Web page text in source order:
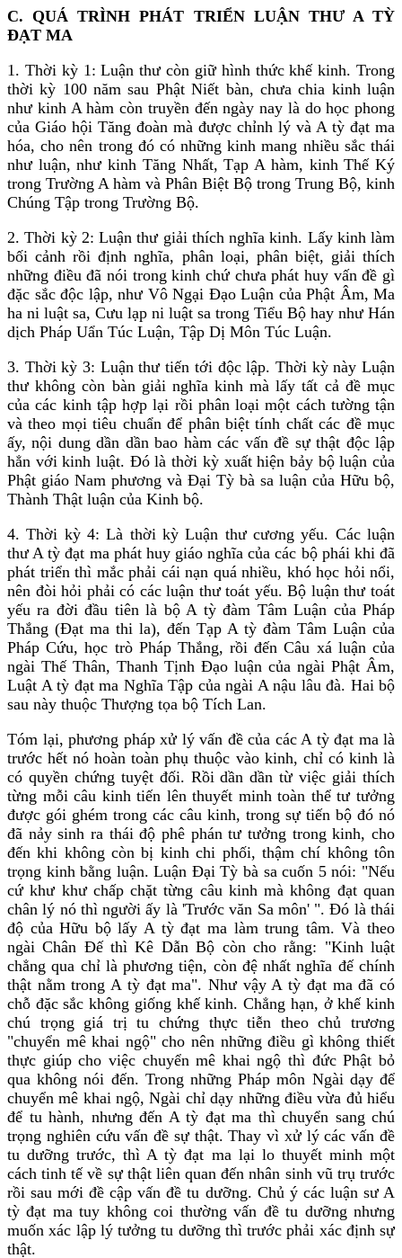
C. QUÁ TRÌNH PHÁT TRIỂN LUẬN THƯ A TỲ
ÐẠT MA
1. Thời kỳ 1: Luận thư còn giữ hình thức khế kinh. Trong
thời kỳ 100 năm sau Phật Niết bàn, chưa chia kinh luận
như kinh A hàm còn truyền đến ngày nay là do học phong
của Giáo hội Tăng đoàn mà được chỉnh lý và A tỳ đạt ma
hóa, cho nên trong đó có những kinh mang nhiều sắc thái
như luận, như kinh Tăng Nhất, Tạp A hàm, kinh Thế Ký
trong Trường A hàm và Phân Biệt Bộ trong Trung Bộ, kinh
Chúng Tập trong Trường Bộ.
2. Thời kỳ 2: Luận thư giải thích nghĩa kinh. Lấy kinh làm
bối cảnh rồi định nghĩa, phân loại, phân biệt, giải thích
những điều đã nói trong kinh chứ chưa phát huy vấn đề gì
đặc sắc độc lập, như Vô Ngại Ðạo Luận của Phật Âm, Ma
ha ni luật sa, Cưu lạp ni luật sa trong Tiểu Bộ hay như Hán
dịch Pháp Uẩn Túc Luận, Tập Dị Môn Túc Luận.
3. Thời kỳ 3: Luận thư tiến tới độc lập. Thời kỳ này Luận
thư không còn bàn giải nghĩa kinh mà lấy tất cả đề mục
của các kinh tập hợp lại rồi phân loại một cách tường tận
và theo mọi tiêu chuẩn để phân biệt tính chất các đề mục
ấy, nội dung dần dần bao hàm các vấn đề sự thật độc lập
hẳn với kinh luật. Ðó là thời kỳ xuất hiện bảy bộ luận của
Phật giáo Nam phương và Ðại Tỳ bà sa luận của Hữu bộ,
Thành Thật luận của Kinh bộ.
4. Thời kỳ 4: Là thời kỳ Luận thư cương yếu. Các luận
thư A tỳ đạt ma phát huy giáo nghĩa của các bộ phái khi đã
phát triển thì mắc phải cái nạn quá nhiều, khó học hỏi nổi,
nên đòi hỏi phải có các luận thư toát yếu. Bộ luận thư toát
yếu ra đời đầu tiên là bộ A tỳ đàm Tâm Luận của Pháp
Thắng (Ðạt ma thi la), đến Tạp A tỳ đàm Tâm Luận của
Pháp Cứu, học trò Pháp Thắng, rồi đến Câu xá luận của
ngài Thế Thân, Thanh Tịnh Ðạo luận của ngài Phật Âm,
Luật A tỳ đạt ma Nghĩa Tập của ngài A nậu lâu đà. Hai bộ
sau này thuộc Thượng tọa bộ Tích Lan.
Tóm lại, phương pháp xử lý vấn đề của các A tỳ đạt ma là
trước hết nó hoàn toàn phụ thuộc vào kinh, chỉ có kinh là
có quyền chứng tuyệt đối. Rồi dần dần từ việc giải thích
từng mỗi câu kinh tiến lên thuyết minh toàn thể tư tưởng
được gói ghém trong các câu kinh, trong sự tiến bộ đó nó
đã nảy sinh ra thái độ phê phán tư tưởng trong kinh, cho
đến khi không còn bị kinh chi phối, thậm chí không tôn
trọng kinh bằng luận. Luận Ðại Tỳ bà sa cuốn 5 nói: "Nếu
cứ khư khư chấp chặt từng câu kinh mà không đạt quan
chân lý nó thì người ấy là 'Trước văn Sa môn' ". Ðó là thái
độ của Hữu bộ lấy A tỳ đạt ma làm trung tâm. Và theo
ngài Chân Ðế thì Kê Dẫn Bộ còn cho rằng: "Kinh luật
chẳng qua chỉ là phương tiện, còn đệ nhất nghĩa đế chính
thật nằm trong A tỳ đạt ma". Như vậy A tỳ đạt ma đã có
chỗ đặc sắc không giống khế kinh. Chẳng hạn, ở khế kinh
chú trọng giá trị tu chứng thực tiễn theo chủ trương
"chuyển mê khai ngộ" cho nên những điều gì không thiết
thực giúp cho việc chuyển mê khai ngộ thì đức Phật bỏ
qua không nói đến. Trong những Pháp môn Ngài dạy để
chuyển mê khai ngộ, Ngài chỉ dạy những điều vừa đủ hiểu
để tu hành, nhưng đến A tỳ đạt ma thì chuyển sang chú
trọng nghiên cứu vấn đề sự thật. Thay vì xử lý các vấn đề
tu dưỡng trước, thì A tỳ đạt ma lại lo thuyết minh một
cách tinh tế về sự thật liên quan đến nhân sinh vũ trụ trước
rồi sau mới đề cập vấn đề tu dưỡng. Chủ ý các luận sư A
tỳ đạt ma tuy không coi thường vấn đề tu dưỡng nhưng
muốn xác lập lý tưởng tu dưỡng thì trước phải xác định sự
thật.